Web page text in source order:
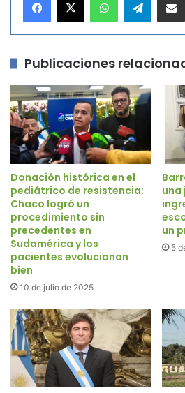
Publicaciones
Donación histórica en el
pediátrico de resistencia:
Chaco logró un
procedimiento sin
precedentes en
Sudamérica y los
pacientes evolucionan
bien
10 de julio de 2025
una
un
5